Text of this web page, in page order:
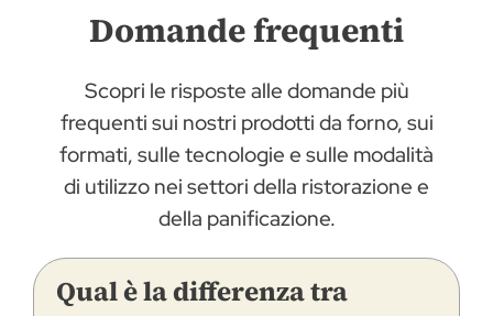
Domande frequenti
Scopri le risposte alle domande più
frequenti sui nostri prodotti da forno, sui
formati, sulle tecnologie e sulle modalità
di utilizzo nei settori della ristorazione e
della panificazione.
Qual è la differenza tra